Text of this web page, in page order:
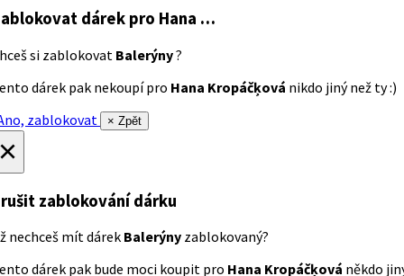
dárek pro Hana …
si zablokovat Balerýny?
dárek pak nekoupí pro Hana Kropáčķová nikdo jiný než ty :)
zablokovat
× Zpět
zablokování dárku
nechceš mít dárek Balerýny zablokovaný?
dárek pak bude moci koupit pro Hana Kropáčķová někdo